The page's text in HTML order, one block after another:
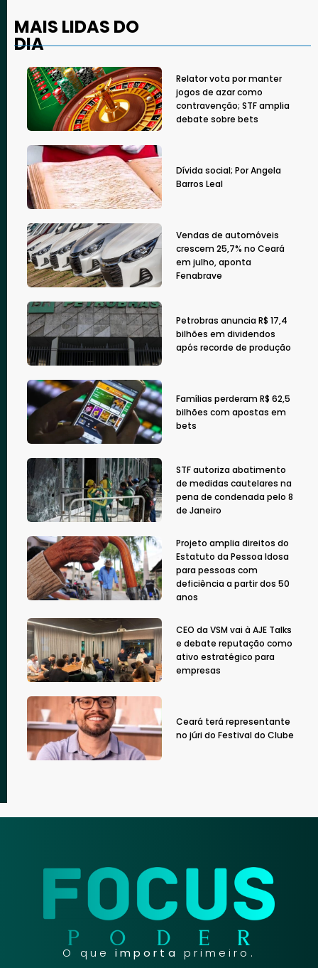
MAIS LIDAS DO
DIA
Relator vota por manter
jogos de azar como
contravenção; STF amplia
debate sobre bets
Dívida social; Por Angela
Barros Leal
Vendas de automóveis
crescem 25,7% no Ceará
em julho, aponta
Fenabrave
Petrobras anuncia R$ 17,4
bilhões em dividendos
após recorde de produção
Famílias perderam R$ 62,5
bilhões com apostas em
bets
STF autoriza abatimento
de medidas cautelares na
pena de condenada pelo 8
de Janeiro
Projeto amplia direitos do
Estatuto da Pessoa Idosa
para pessoas com
deficiência a partir dos 50
anos
CEO da VSM vai à AJE Talks
e debate reputação como
ativo estratégico para
empresas
Ceará terá representante
no júri do Festival do Clube
O que importa primeiro.